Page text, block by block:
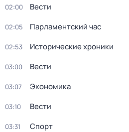
02:00 Вести
02:05 Парламентский час
02:53 Исторические хроники
03:00 Вести
03:07 Экономика
03:10 Вести
03:31 Спорт